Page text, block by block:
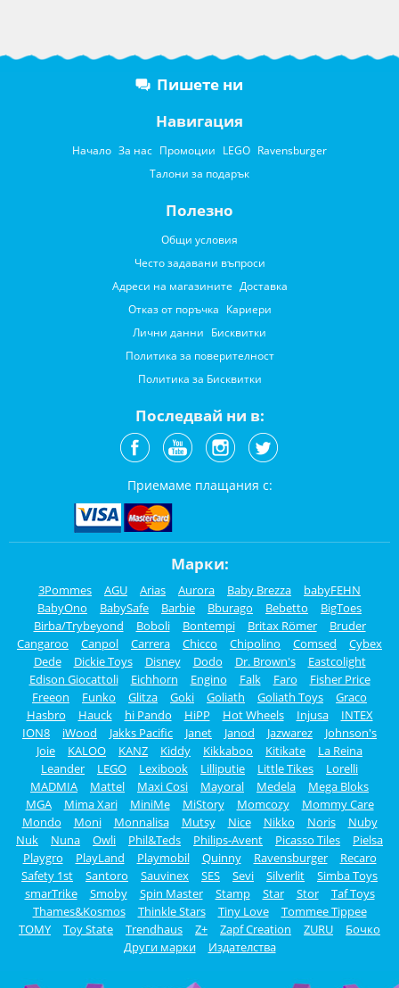
Пишете ни
Навигация
Начало За нас Промоции LEGO Ravensburger
Талони за подарък
Полезно
Общи условия
Често задавани въпроси
Адреси на магазините Доставка
Отказ от поръчка Кариери
Лични данни Бисквитки
Политика за поверителност
Политика за Бисквитки
Последвай ни в:
Приемаме плащания с:
Марки:
3Pommes AGU Arias Aurora Baby Brezza
babyFEHN
BabyOno
BabySafe Barbie Bburago Bebetto
BigToes
Birba/Trybeyond
Boboli Bontempi Britax Römer
Bruder
Cangaroo
Canpol Carrera Chicco Chipolino Comsed
Cybex
Dede
Dickie Toys Disney Dodo Dr. Brown's
Eastcolight
Edison Giocattoli
Eichhorn Engino Falk Faro
Fisher Price
Freeon
Funko Glitza Goki Goliath Goliath Toys
Graco
Hasbro
Hauck hi Pando HiPP Hot Wheels Injusa
INTEX
ION8
iWood Jakks Pacific Janet Janod Jazwarez
Johnson's
Joie
KALOO KANZ Kiddy Kikkaboo Kitikate
La Reina
Leander
LEGO Lexibook Lilliputie Little Tikes
Lorelli
MADMIA
Mattel Maxi Cosi Mayoral Medela
Mega Bloks
MGA
Mima Xari MiniMe MiStory Momcozy
Mommy Care
Mondo
Moni Monnalisa Mutsy Nice Nikko Noris
Nuby
Nuk
Nuna Owli Phil&Teds Philips-Avent Picasso Tiles
Pielsa
Playgro
PlayLand Playmobil Quinny Ravensburger
Recaro
Safety 1st
Santoro Sauvinex SES Sevi Silverlit
Simba Toys
smarTrike
Smoby Spin Master Stamp Star Stor
Taf Toys
Thames&Kosmos
Thinkle Stars Tiny Love
Tommee Tippee
TOMY
Toy State Trendhaus Z+ Zapf Creation ZURU
Бочко
Други марки
Издателства